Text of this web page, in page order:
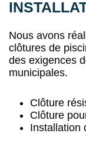
Nous avons
clôtures de
des exigences
municipales.
Clôture
Clôture
Installation